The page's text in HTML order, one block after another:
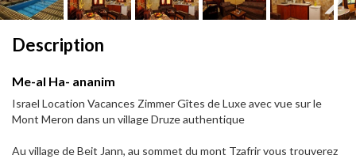
Description
Me-al Ha- ananim
Israel Location Vacances Zimmer Gîtes de Luxe avec vue sur le
Mont Meron dans un village Druze authentique
Au village de Beit Jann, au sommet du mont Tzafrir vous trouverez